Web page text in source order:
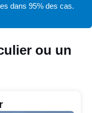
ou un
dans 95% des cas.